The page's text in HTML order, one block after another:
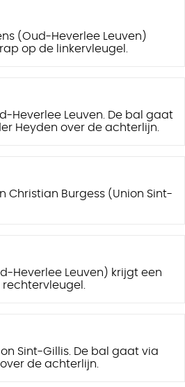
(Oud-Heverlee Leuven)
op de linkervleugel.
Heverlee Leuven. De bal gaat
Heyden over de achterlijn.
Christian Burgess (Union Sint-
Heverlee Leuven) krijgt een
Sint-Gillis. De bal gaat via
de achterlijn.